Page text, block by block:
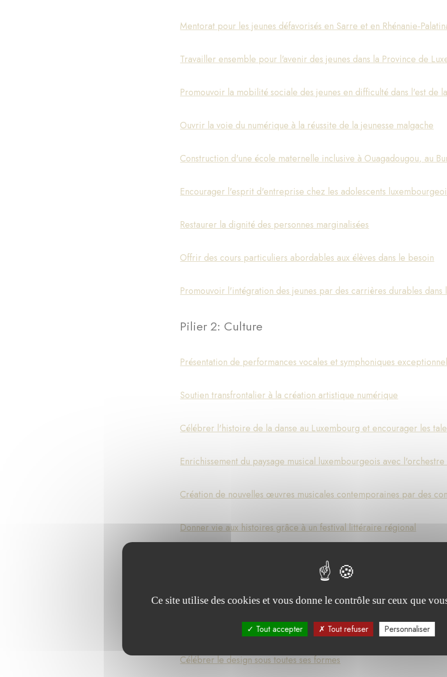
Mentorat pour les jeunes défavorisés en Sarre et en Rhénanie-
Travailler ensemble pour l'avenir des jeunes dans la Province de
Promouvoir la mobilité sociale des jeunes en difficulté dans l'est de
Ouvrir la voie du numérique à la réussite de la jeunesse malgache
Construction d'une école maternelle inclusive à Ouagadougou, au
Encourager l'esprit d'entreprise chez les adolescents
Restaurer la dignité des personnes marginalisées
Offrir des cours particuliers abordables aux élèves dans le besoin
Promouvoir l'intégration des jeunes par des carrières durables dans
Pilier 2: Culture
Présentation de performances vocales et symphoniques
Soutien transfrontalier à la création artistique numérique
Célébrer l'histoire de la danse au Luxembourg et encourager les
Enrichissement du paysage musical luxembourgeois avec l'orchestre
Création de nouvelles œuvres musicales contemporaines par des
Donner vie aux histoires grâce à un festival littéraire régional
« En Résonance ! »: improvisation au piano pour la cohésion sociale
Développer les talents théâtraux au Luxembourg
Ouvrir l’art du Mudam à de nouveaux espaces, au-delà de ses murs
Célébrer le design sous toutes ses formes
Ce site utilise des cookies et vous donne le contrôle sur ceux que
Tout accepter Tout refuser Personnaliser